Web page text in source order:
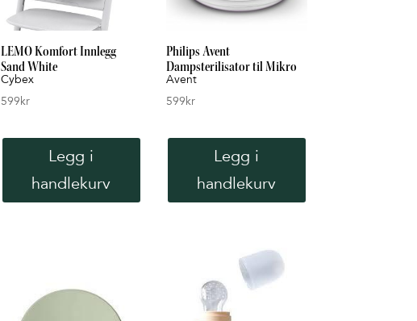
LEMO Komfort Innlegg
Sand White
Cybex
599kr
Legg i
handlekurv
Philips Avent
Dampsterilisator til Mikro
Avent
599kr
Legg i
handlekurv